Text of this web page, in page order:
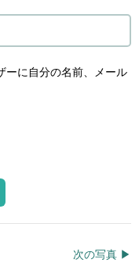
ーに自分の名前、メール
次の写真 ▶︎